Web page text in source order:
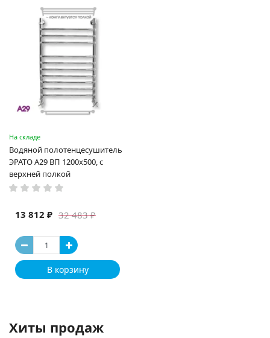
На складе
Водяной полотенцесушитель
ЭРАТО А29 ВП 1200x500, с
верхней полкой
32 483 ₽
13 812 ₽
В корзину
Хиты продаж